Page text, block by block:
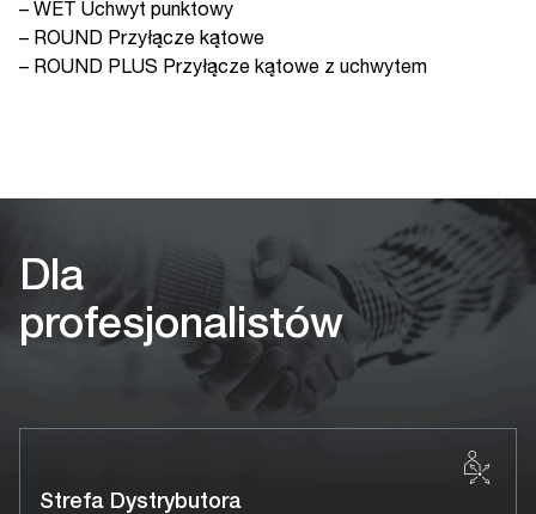
– WET Uchwyt punktowy
– ROUND Przyłącze kątowe
– ROUND PLUS Przyłącze kątowe z uchwytem
Dla
profesjonalistów
Strefa Dystrybutora